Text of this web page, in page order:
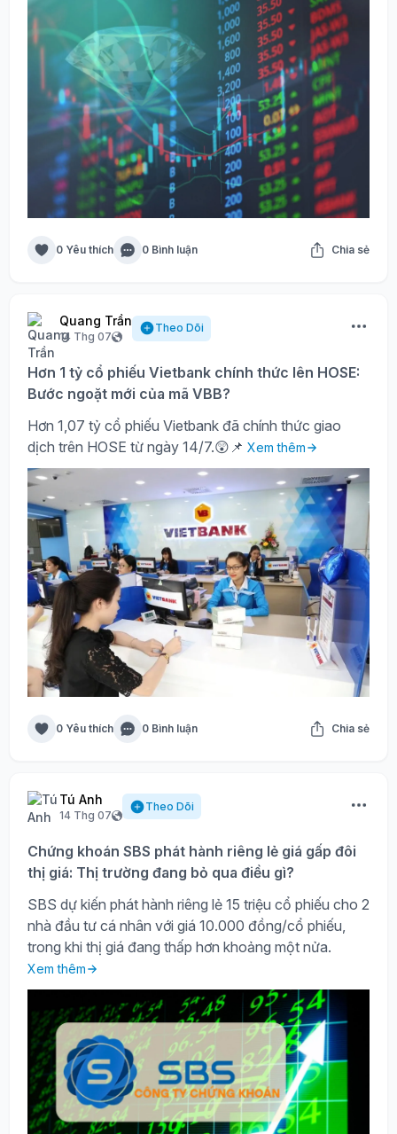
0 Yêu thích 0 Bình luận Chia sẻ
Quang Trần
14 Thg 07
Theo Dõi
Hơn 1 tỷ cổ phiếu Vietbank chính thức lên HOSE:
Bước ngoặt mới của mã VBB?
Hơn 1,07 tỷ cổ phiếu Vietbank đã chính thức giao
dịch trên HOSE từ ngày 14/7.😲📌 Xem thêm
0 Yêu thích 0 Bình luận Chia sẻ
Tú Anh
14 Thg 07
Theo Dõi
Chứng khoán SBS phát hành riêng lẻ giá gấp đôi
thị giá: Thị trường đang bỏ qua điều gì?
SBS dự kiến phát hành riêng lẻ 15 triệu cổ phiếu cho 2
nhà đầu tư cá nhân với giá 10.000 đồng/cổ phiếu,
trong khi thị giá đang thấp hơn khoảng một nửa.
Xem thêm